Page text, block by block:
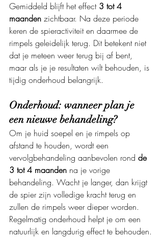
Gemiddeld blijft het effect 3 tot 4
maanden zichtbaar. Na deze periode
keren de spieractiviteit en daarmee de
rimpels geleidelijk terug. Dit betekent niet
dat je meteen weer terug bij af bent,
maar als je je resultaten wilt behouden, is
tijdig onderhoud belangrijk.
Onderhoud: wanneer plan je
een nieuwe behandeling?
Om je huid soepel en je rimpels op
afstand te houden, wordt een
vervolgbehandeling aanbevolen rond de
3 tot 4 maanden na je vorige
behandeling. Wacht je langer, dan krijgt
de spier zijn volledige kracht terug en
zullen de rimpels weer dieper worden.
Regelmatig onderhoud helpt je om een
natuurlijk en langdurig effect te behouden.